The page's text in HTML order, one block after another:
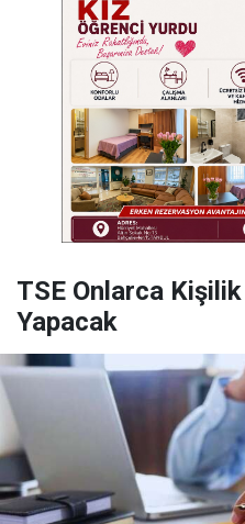
TSE Onlarca Kişilik
Yapacak